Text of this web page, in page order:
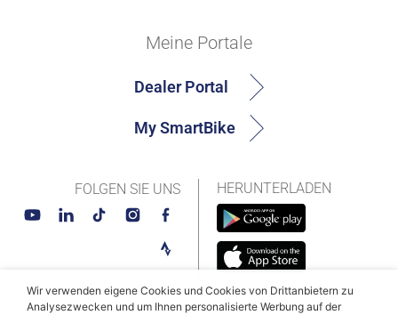
HERUNTERLADEN
Meine Portale
Dealer Portal
My SmartBike
FOLGEN SIE UNS
Wir verwenden eigene Cookies und Cookies von Drittanbietern zu
Analysezwecken und um Ihnen personalisierte Werbung auf der